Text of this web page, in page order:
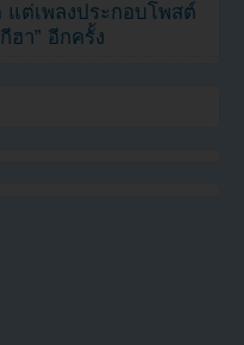
แต่เพลงประกอบโพสต์
ฮา” อีกครั้ง